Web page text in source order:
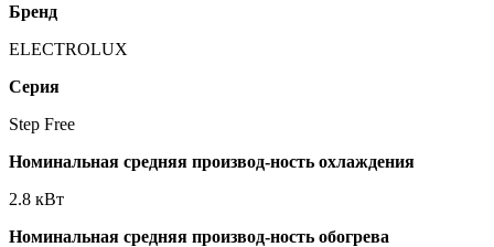
Бренд
ELECTROLUX
Серия
Step Free
Номинальная средняя производ-ность охлаждения
2.8 кВт
Номинальная средняя производ-ность обогрева